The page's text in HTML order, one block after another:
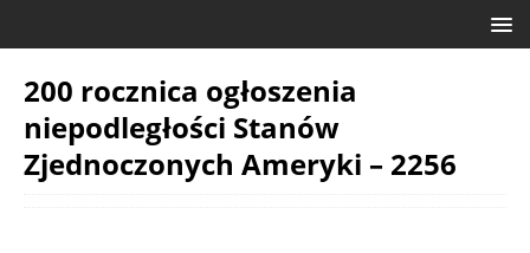
200 rocznica ogłoszenia
niepodległości Stanów
Zjednoczonych Ameryki – 2256